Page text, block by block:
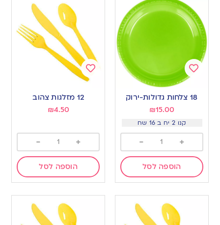
Add
to18 צלחות גדולות-ירוק
₪15.00
קנו 2 יח ב 16 שח
+
-
הוספה לסל
Add
12 מזלגות צהוב
₪4.50
+
-
הוספה לסל